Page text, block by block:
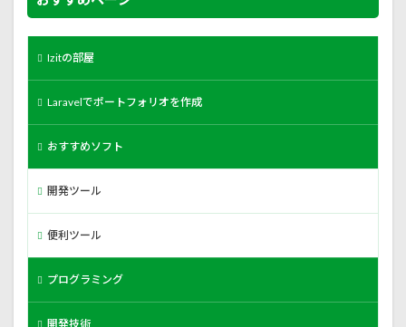
Izitの部屋
Laravelでポートフォリオを作成
おすすめソフト
開発ツール
便利ツール
プログラミング
開発技術